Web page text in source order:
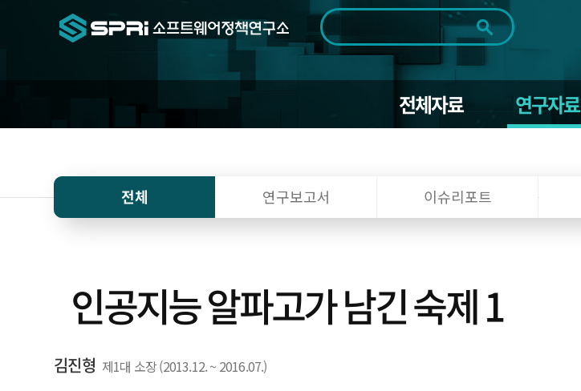
검색범위 전체
기간 전체 1일 1주 1개월 3개월 1년
~
전체자료 연구자료
전체 연구보고서 이슈리포트
인공지능 알파고가 남긴 숙제 1
김진형 제1대 소장 (2013.12. ~ 2016.07.)